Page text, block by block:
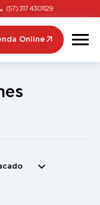
(57) 317 4301129
Online